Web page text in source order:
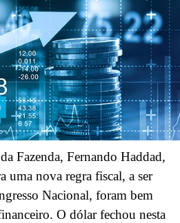
Fazenda, Fernando Haddad,
uma nova regra fiscal, a ser
Nacional, foram bem
O dólar fechou nesta